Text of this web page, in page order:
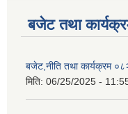
बजेट तथा
बजेट,नीति तथा कार्यक्रम
मिति: 06/25/2025 -